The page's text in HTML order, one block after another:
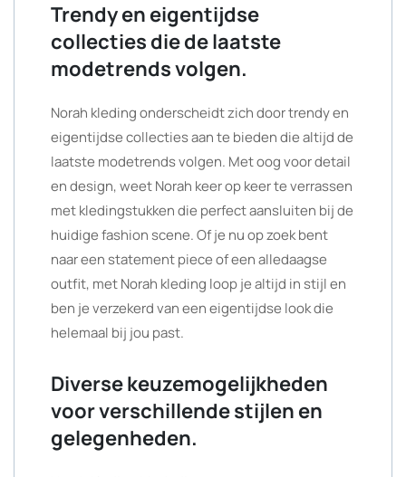
Trendy en eigentijdse
collecties die de laatste
modetrends volgen.
Norah kleding onderscheidt zich door trendy en
eigentijdse collecties aan te bieden die altijd de
laatste modetrends volgen. Met oog voor detail
en design, weet Norah keer op keer te verrassen
met kledingstukken die perfect aansluiten bij de
huidige fashion scene. Of je nu op zoek bent
naar een statement piece of een alledaagse
outfit, met Norah kleding loop je altijd in stijl en
ben je verzekerd van een eigentijdse look die
helemaal bij jou past.
Diverse keuzemogelijkheden
voor verschillende stijlen en
gelegenheden.